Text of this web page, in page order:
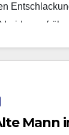
zu früh
Mann